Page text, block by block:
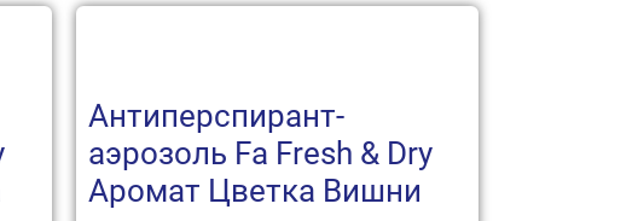
Антиперспирант-
аэрозоль Fa Fresh & Dry
Аромат Цветка Вишни